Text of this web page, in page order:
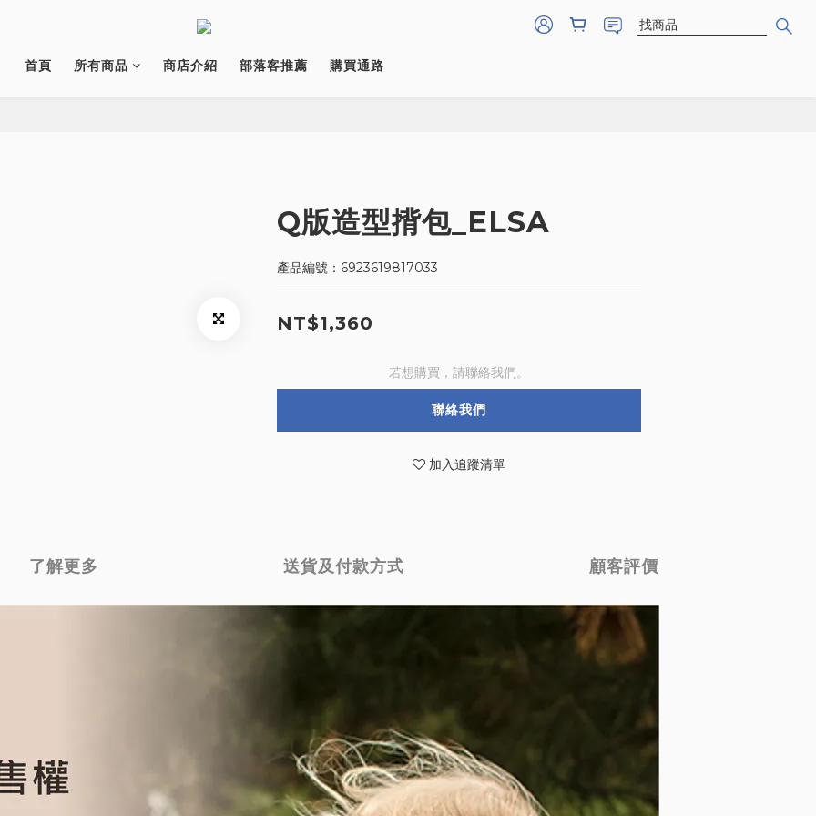
首頁 所有商品 商店介紹 部落客推薦 購買通路
Q版造型揹包_ELSA
產品編號：6923619817033
NT$1,360
若想購買，請聯絡我們。
聯絡我們
加入追蹤清單
了解更多 送貨及付款方式 顧客評價